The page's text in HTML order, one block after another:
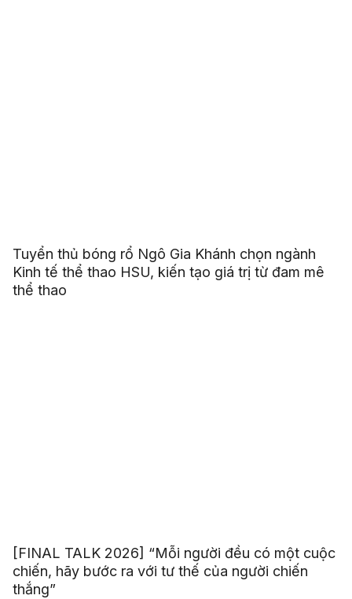
Tuyển thủ bóng rổ Ngô Gia Khánh chọn ngành
Kinh tế thể thao HSU, kiến tạo giá trị từ đam mê
thể thao
[FINAL TALK 2026] “Mỗi người đều có một cuộc
chiến, hãy bước ra với tư thế của người chiến
thắng”